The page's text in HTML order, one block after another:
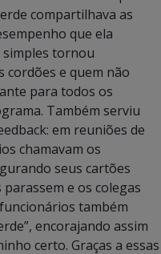
compartilhava as
que ela
simples tornou
cordões e quem não
para todos os
Também serviu
em reuniões de
chamavam os
seus cartões
e os colegas
também
encorajando assim
certo. Graças a essas